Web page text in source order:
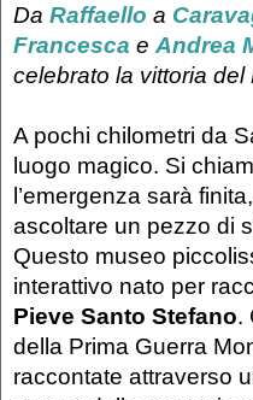
Da Raffaello a
Francesca e Andrea
celebrato la vittoria del
A pochi chilometri da
luogo magico. Si
l’emergenza sarà
ascoltare un pezzo di
Questo museo
interattivo nato per
Pieve Santo Stefano.
della Prima Guerra
raccontate attraverso